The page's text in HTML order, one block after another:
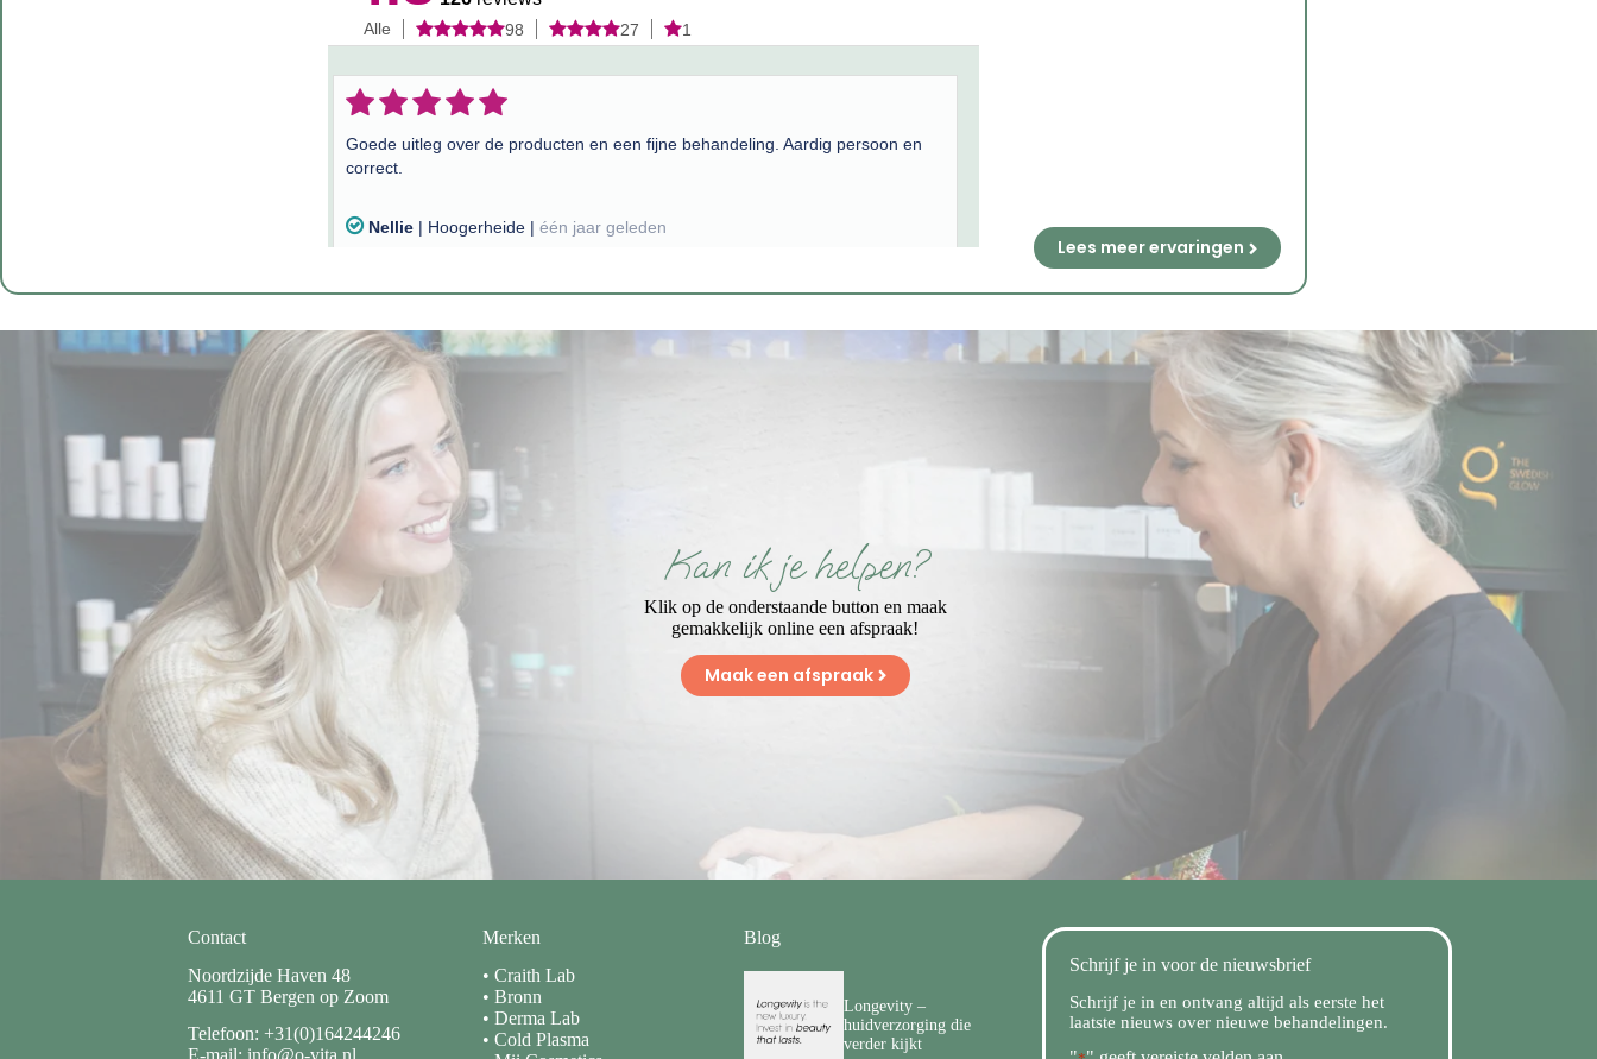
Lees meer ervaringen
Kan ik je helpen?
Klik op de onderstaande button en maak
gemakkelijk online een afspraak!
Maak een afspraak
Contact
Noordzijde Haven 48
4611 GT Bergen op Zoom
Telefoon: +31(0)164244246
E-mail: info@o-vita.nl
Merken
• Craith Lab
• Bronn
• Derma Lab
• Cold Plasma
Blog
Longevity –
huidverzorging die
verder kijkt
Schrijf je in voor de nieuwsbrief
Schrijf je in en ontvang altijd als eerste het
laatste nieuws over nieuwe behandelingen.